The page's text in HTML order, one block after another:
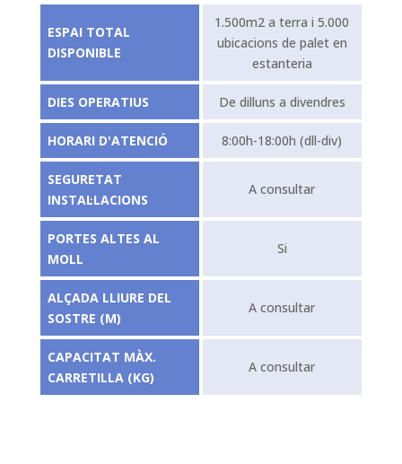
ESPAI TOTAL
DISPONIBLE
1.500m2 a terra i 5.000
ubicacions de palet en
estanteria
DIES OPERATIUS De dilluns a divendres
HORARI D'ATENCIÓ 8:00h-18:00h (dll-div)
SEGURETAT
INSTAL·LACIONS
A consultar
PORTES ALTES AL
MOLL
Si
ALÇADA LLIURE DEL
SOSTRE (M)
A consultar
CAPACITAT MÀX.
CARRETILLA (KG)
A consultar